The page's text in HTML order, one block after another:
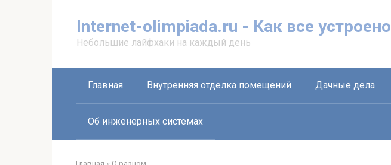
Internet-olimpiada.ru - Как все устроено
Небольшие лайфхаки на каждый день
Главная Внутренняя отделка помещений Дачные дела
Об инженерных системах